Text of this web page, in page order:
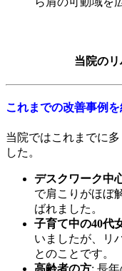
当院の
これまでの改善事例
当院ではこれまでに
した。
デスクワーク中
で肩こりがほぼ
ばれました。
子育て中の40代
いましたが、リ
とのことです。